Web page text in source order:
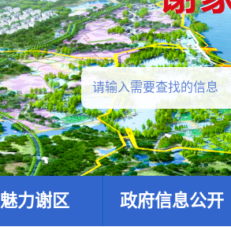
魅力谢区 政府信息公开